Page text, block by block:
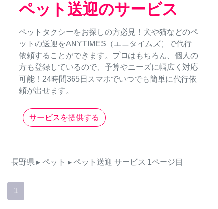
ペット送迎のサービス
ペットタクシーをお探しの方必見！犬や猫などのペ
ットの送迎をANYTIMES（エニタイムズ）で代行
依頼することができます。プロはもちろん、個人の
方も登録しているので、予算やニーズに幅広く対応
可能！24時間365日スマホでいつでも簡単に代行依
頼が出せます。
サービスを提供する
長野県 ▸ ペット ▸ ペット送迎 サービス 1ページ目
1